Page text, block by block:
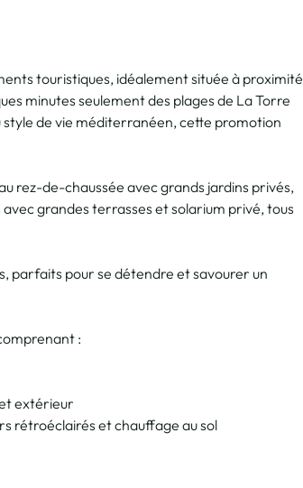
touristiques, idéalement située à proximité
minutes seulement des plages de La Torre
de vie méditerranéen, cette promotion
rez-de-chaussée avec grands jardins privés,
grandes terrasses et solarium privé, tous
parfaits pour se détendre et savourer un
:
extérieur
rétroéclairés et chauffage au sol